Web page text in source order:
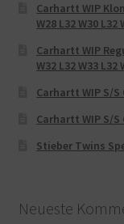
Carhartt WIP
W28 L32 W30 L32
Carhartt WIP
W32 L32 W33 L32
Carhartt WIP S/S
Carhartt WIP S/S
Stieber Twins
Neueste